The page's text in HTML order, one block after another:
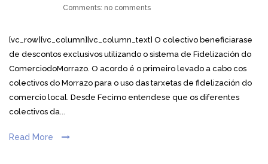
Comments: no comments
[vc_row][vc_column][vc_column_text] O colectivo beneficiarase
de descontos exclusivos utilizando o sistema de Fidelización do
ComerciodoMorrazo. O acordo é o primeiro levado a cabo cos
colectivos do Morrazo para o uso das tarxetas de fidelización do
comercio local. Desde Fecimo entendese que os diferentes
colectivos da...
Read More